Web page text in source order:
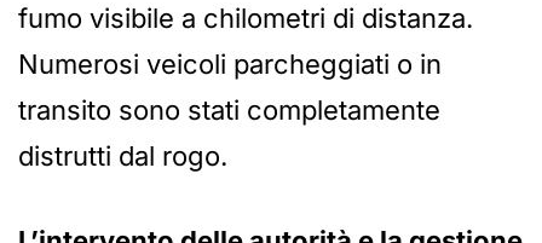
fumo visibile a chilometri di distanza.
Numerosi veicoli parcheggiati o in
transito sono stati completamente
distrutti dal rogo.